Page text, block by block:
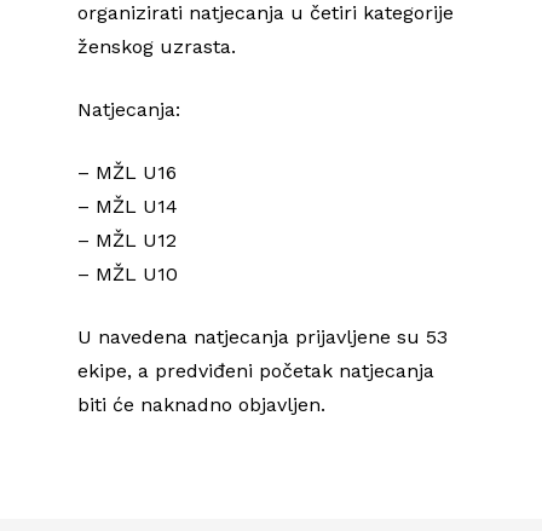
organizirati natjecanja u četiri kategorije
ženskog uzrasta.
Natjecanja:
– MŽL U16
– MŽL U14
– MŽL U12
– MŽL U10
U navedena natjecanja prijavljene su 53
ekipe, a predviđeni početak natjecanja
biti će naknadno objavljen.